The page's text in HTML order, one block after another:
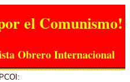
el Comunismo!
Obrero Internacional